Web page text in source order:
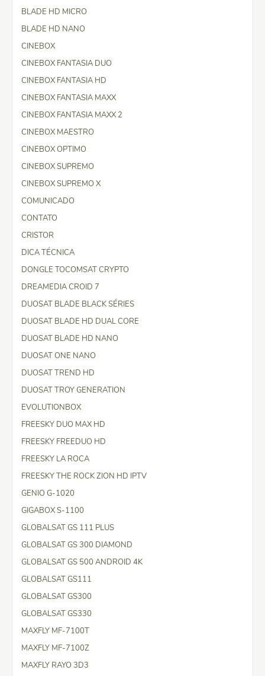
BLADE HD MICRO
BLADE HD NANO
CINEBOX
CINEBOX FANTASIA DUO
CINEBOX FANTASIA HD
CINEBOX FANTASIA MAXX
CINEBOX FANTASIA MAXX 2
CINEBOX MAESTRO
CINEBOX OPTIMO
CINEBOX SUPREMO
CINEBOX SUPREMO X
COMUNICADO
CONTATO
CRISTOR
DICA TÉCNICA
DONGLE TOCOMSAT CRYPTO
DREAMEDIA CROID 7
DUOSAT BLADE BLACK SÉRIES
DUOSAT BLADE HD DUAL CORE
DUOSAT BLADE HD NANO
DUOSAT ONE NANO
DUOSAT TREND HD
DUOSAT TROY GENERATION
EVOLUTIONBOX
FREESKY DUO MAX HD
FREESKY FREEDUO HD
FREESKY LA ROCA
FREESKY THE ROCK ZION HD IPTV
GENIO G-1020
GIGABOX S-1100
GLOBALSAT GS 111 PLUS
GLOBALSAT GS 300 DIAMOND
GLOBALSAT GS 500 ANDROID 4K
GLOBALSAT GS111
GLOBALSAT GS300
GLOBALSAT GS330
MAXFLY MF-7100T
MAXFLY MF-7100Z
MAXFLY RAYO 3D3